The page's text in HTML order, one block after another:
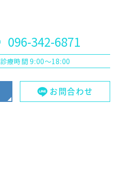
096-342-6871
診療時間 9:00～18:00
お問合わせ